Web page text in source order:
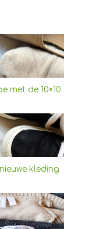
met de 10×10
kleding